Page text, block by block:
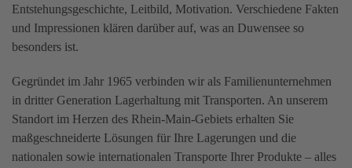
Entstehungsgeschichte, Leitbild, Motivation. Verschiedene Fakten
und Impressionen klären darüber auf, was an Duwensee so
besonders ist.
Gegründet im Jahr 1965 verbinden wir als Familienunternehmen
in dritter Generation Lagerhaltung mit Transporten. An unserem
Standort im Herzen des Rhein-Main-Gebiets erhalten Sie
maßgeschneiderte Lösungen für Ihre Lagerungen und die
nationalen sowie internationalen Transporte Ihrer Produkte – alles